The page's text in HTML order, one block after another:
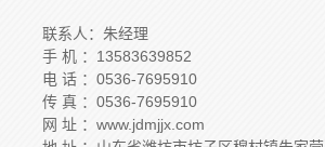
联系人：朱经理
手 机 ：13583639852
电 话 ：0536-7695910
传 真 ：0536-7695910
网 址 ：www.jdmjjx.com